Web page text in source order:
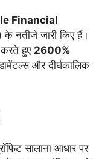
Financial
के नतीजे जारी किए हैं।
हुए 2600%
और दीर्घकालिक
सालाना आधार पर